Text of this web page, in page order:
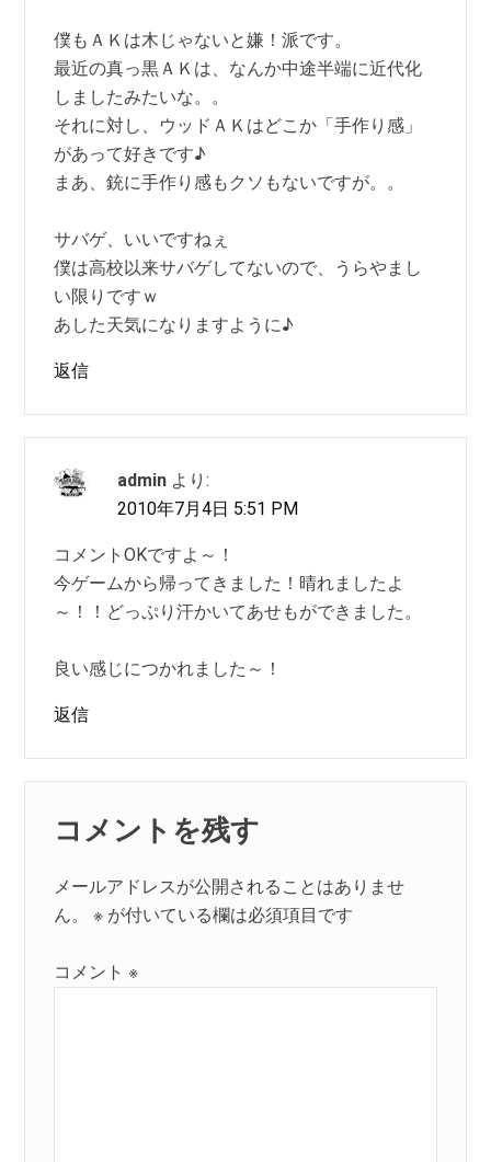
僕もＡＫは木じゃないと嫌！派です。
最近の真っ黒ＡＫは、なんか中途半端に近代化
しましたみたいな。。
それに対し、ウッドＡＫはどこか「手作り感」
があって好きです♪
まあ、銃に手作り感もクソもないですが。。
サバゲ、いいですねぇ
僕は高校以来サバゲしてないので、うらやまし
い限りですｗ
あした天気になりますように♪
返信
admin より:
2010年7月4日 5:51 PM
コメントOKですよ～！
今ゲームから帰ってきました！晴れましたよ
～！！どっぷり汗かいてあせもができました。
良い感じにつかれました～！
返信
コメントを残す
メールアドレスが公開されることはありませ
ん。
※ が付いている欄は必須項目です
コメント※